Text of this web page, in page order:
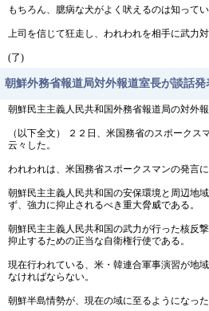
もちろん、臆病な犬がよく吠えるのは知って
上司を信じて狂走し、われわれを相手に武力
(了)
朝鮮外務省報道局対外報道室長が談話発
朝鮮民主主義人民共和国外務省報道局の対外
（以下全文） ２２日、米国務省のスポーク
云々した。
われわれは、米国務省スポークスマンの発言
朝鮮民主主義人民共和国の安保環境と周辺地
ず、強力に抑止されるべき重大脅威である。
朝鮮民主主義人民共和国の武力が行った核反
抑止するための正当な自衛権行使である。
現在行われている、米・韓連合軍事演習が地
なければならない。
朝鮮半島情勢が、現在の域に至るようになった